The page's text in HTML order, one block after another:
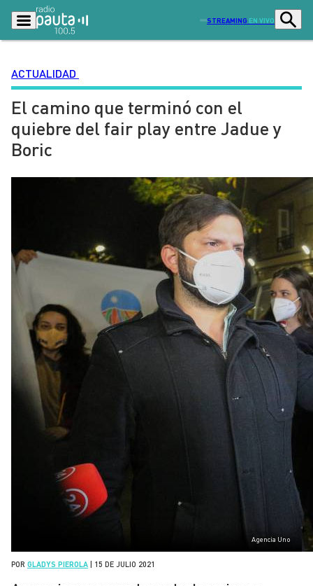
STREAMING EN VIVO
Podcasts
Lo Último Actualidad
Ciudad
Sostenibilidad
Deportes
Opinión
Dato en Pauta Señal 2
Contenido Patrocinado
ACTUALIDAD
El camino que terminó con el
quiebre del fair play entre Jadue y
Boric
Agencia Uno
POR GLADYS PIEROLA 15 DE JULIO 2021